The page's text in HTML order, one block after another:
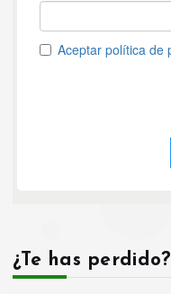
¿Te has perdido?